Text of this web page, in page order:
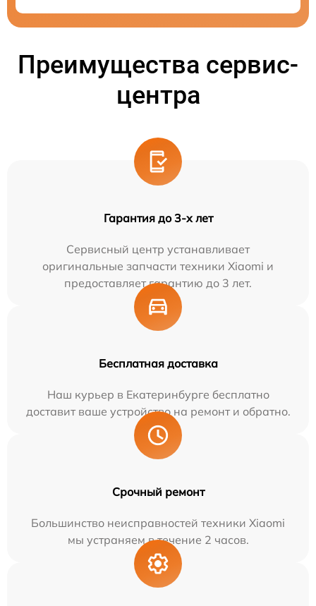
Преимущества сервис-
центра
Гарантия до 3-х лет
Сервисный центр устанавливает
оригинальные запчасти техники Xiaomi и
предоставляет гарантию до 3 лет.
Бесплатная доставка
Наш курьер в Екатеринбурге бесплатно
доставит ваше устройство на ремонт и обратно.
Срочный ремонт
Большинство неисправностей техники Xiaomi
мы устраняем в течение 2 часов.